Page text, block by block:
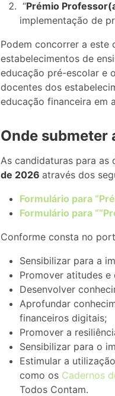
“Prémio
implementação de
Podem concorrer a este
estabelecimentos de
educação pré-escolar e
docentes dos
educação financeira em
Onde submeter
As candidaturas para as
de 2026 através dos
Formulário para
Formulário para
Conforme consta no
Sensibilizar para a
Promover atitudes
Desenvolver
Aprofundar
financeiros digitais;
Promover a
Sensibilizar para o
Estimular a
como os Cadernos
Todos Contam.